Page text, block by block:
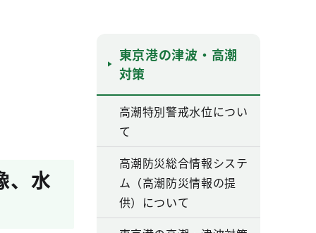
、水
東京港の津波・高潮
対策
高潮特別警戒水位につい
て
高潮防災総合情報システ
ム（高潮防災情報の提
供）について